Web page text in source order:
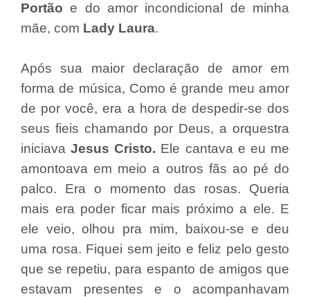
Portão e do amor incondicional de minha
mãe, com Lady Laura.
Após sua maior declaração de amor em
forma de música, Como é grande meu amor
de por você, era a hora de despedir-se dos
seus fieis chamando por Deus, a orquestra
iniciavaJesus Cristo. Ele cantava e eu me
amontoava em meio a outros fãs ao pé do
palco. Era o momento das rosas. Queria
mais era poder ficar mais próximo a ele. E
ele veio, olhou pra mim, baixou-se e deu
uma rosa. Fiquei sem jeito e feliz pelo gesto
que se repetiu, para espanto de amigos que
estavam presentes e o acompanhavam